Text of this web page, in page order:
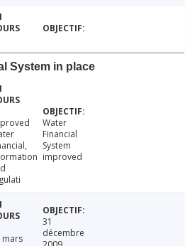
System in place
Water
Financial
System
improved
mars
31
décembre